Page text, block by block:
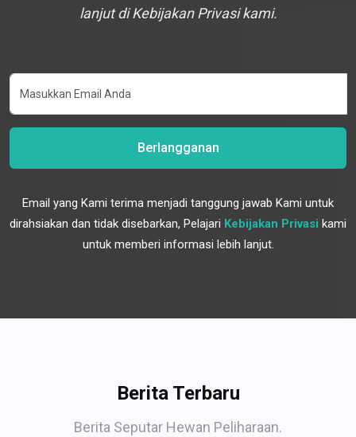
lanjut di Kebijakan Privasi kami.
Berlangganan
Email yang Kami terima menjadi tanggung jawab Kami untuk
dirahsiakan dan tidak disebarkan, Pelajari Kebijakan Privasi kami
untuk memberi informasi lebih lanjut.
Berita Terbaru
Berita Seputar Hewan Peliharaan.